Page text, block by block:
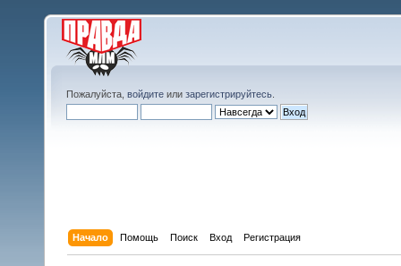
Пожалуйста, войдите или зарегистрируйтесь
Начало Помощь Поиск Вход Регистрация